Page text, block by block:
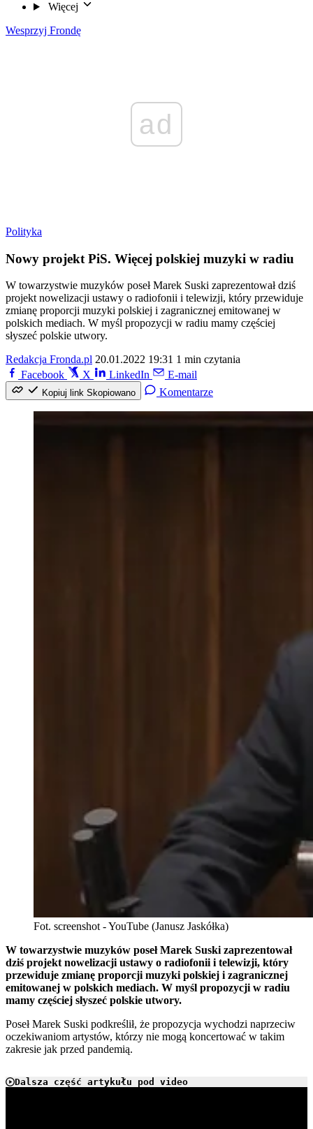
Więcej
Wesprzyj Frondę
ad
Polityka
Nowy projekt PiS. Więcej polskiej muzyki w radiu
W towarzystwie muzyków poseł Marek Suski zaprezentował dziś
projekt nowelizacji ustawy o radiofonii i telewizji, który przewiduje
zmianę proporcji muzyki polskiej i zagranicznej emitowanej w
polskich mediach. W myśl propozycji w radiu mamy częściej
słyszeć polskie utwory.
Redakcja Fronda.pl 20.01.2022 19:31 1 min czytania
Facebook
X LinkedIn E-mail
Kopiuj link Skopiowano Komentarze
Fot. screenshot - YouTube (Janusz Jaskółka)
W towarzystwie muzyków poseł Marek Suski zaprezentował
dziś projekt nowelizacji ustawy o radiofonii i telewizji, który
przewiduje zmianę proporcji muzyki polskiej i zagranicznej
emitowanej w polskich mediach. W myśl propozycji w radiu
mamy częściej słyszeć polskie utwory.
Poseł Marek Suski podkreślił, że propozycja wychodzi naprzeciw
oczekiwaniom artystów, którzy nie mogą koncertować w takim
zakresie jak przed pandemią.
Dalsza część artykułu pod video